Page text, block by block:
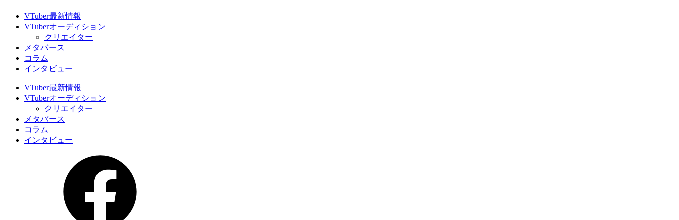
VTuber最新情報
VTuberオーディション
クリエイター
メタバース
コラム
インタビュー
VTuber最新情報
VTuberオーディション
クリエイター
メタバース
コラム
インタビュー